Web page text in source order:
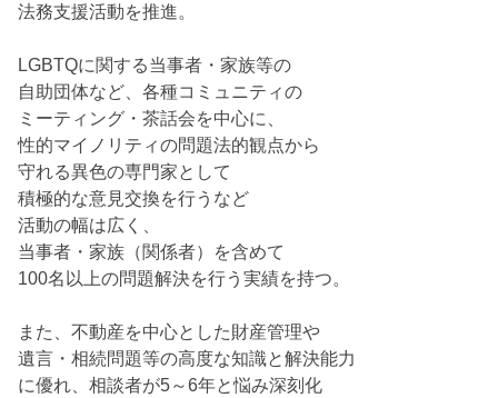
法務支援活動を推進。
LGBTQに関する当事者・家族等の
自助団体など、各種コミュニティの
ミーティング・茶話会を中心に、
性的マイノリティの問題法的観点から
守れる異色の専門家として
積極的な意見交換を行うなど
活動の幅は広く、
当事者・家族（関係者）を含めて
100名以上の問題解決を行う実績を持つ。
また、不動産を中心とした財産管理や
遺言・相続問題等の高度な知識と解決能力
に優れ、相談者が5～6年と悩み深刻化